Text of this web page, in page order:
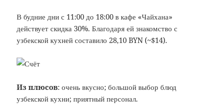
В будние дни с 11:00 до 18:00 в кафе «Чайхана»
действует скидка 30%. Благодаря ей знакомство с
узбекской кухней составило 28,10 BYN (~$14).
Из плюсов: очень вкусно; большой выбор блюд
узбекской кухни; приятный персонал.